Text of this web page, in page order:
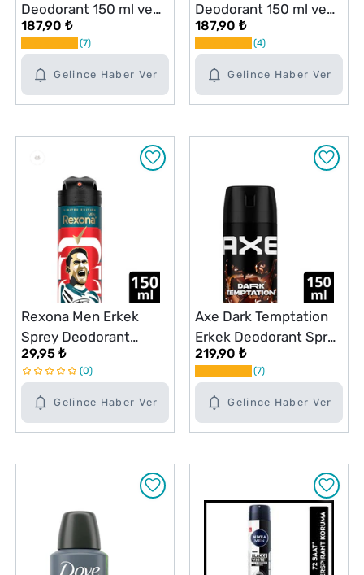
Gelince Haber Ver
Deodorant 150 ml ve
Roll-on 25 ml Seti
187,90 ₺
7
Gelince Haber Ver
Deodorant 150 ml ve
Roll-on 25 ml Seti
187,90 ₺
4
Gelince Haber Ver
Rexona Men Erkek
Sprey Deodorant
Champions 72 Saat
Kesintisiz Üstün
Koruma 150 ml
29,95 ₺
0
Gelince Haber Ver
Axe Dark Temptation
Erkek Deodorant Sprey
150 ml
219,90 ₺
7